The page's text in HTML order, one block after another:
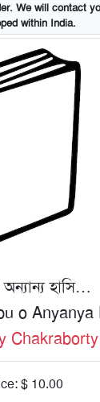
We will contact
within India.
হাসি…
o Anyanya
Chakraborty
$ 10.00